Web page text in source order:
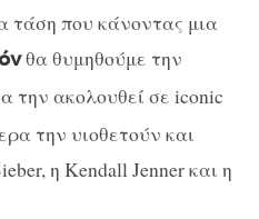
τάση που κάνοντας μια
θα θυμηθούμε την
την ακολουθεί σε iconic
την υιοθετούν και
η Kendall Jenner και η